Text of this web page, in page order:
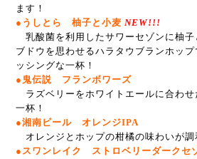
ます！
●うしとら 柚子と小麦 NEW!!!
乳酸菌を利用したサワーセゾンに柚子
ブドウを思わせるハラタウブランホッ
ッシングな一杯！
●鬼伝説 フランボワーズ
ラズベリーをホワイトエールに合わせ
一杯！
●湘南ビール オレンジIPA
オレンジとホップの柑橘の味わいが調
●スワンレイク ストロベリーダークセ